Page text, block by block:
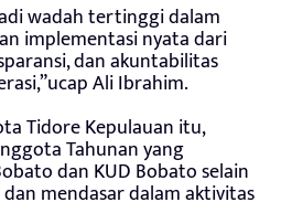
wadah tertinggi dalam
implementasi nyata dari
dan akuntabilitas
Ali Ibrahim.
Tidore Kepulauan itu,
Tahunan yang
dan KUD Bobato selain
mendasar dalam aktivitas